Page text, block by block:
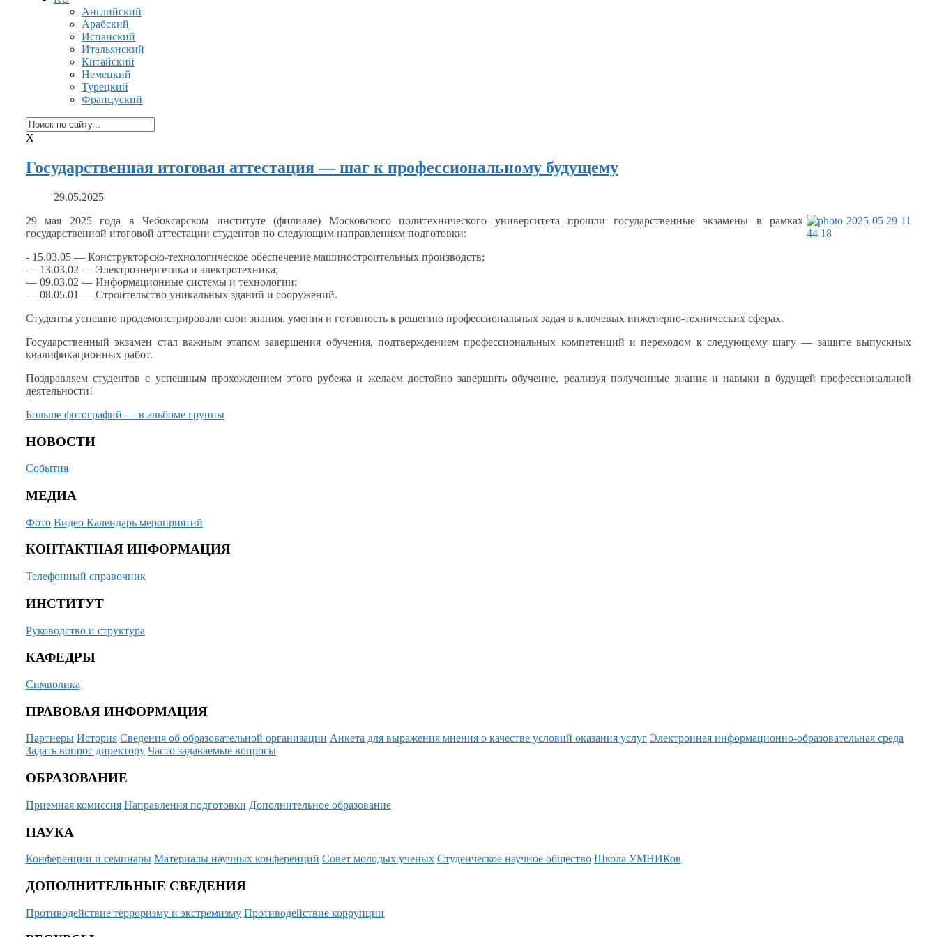
Английский
Арабский
Испанский
Итальянский
Китайский
Немецкий
Турецкий
Француский
X
Государственная итоговая аттестация — шаг к профессиональному будущему
29.05.2025
29 мая 2025 года в Чебоксарском институте (филиале) Московского политехнического университета прошли государственные экзамены в рамках
государственной итоговой аттестации студентов по следующим направлениям подготовки:
- 15.03.05 — Конструкторско-технологическое обеспечение машиностроительных производств;
— 13.03.02 — Электроэнергетика и электротехника;
— 09.03.02 — Информационные системы и технологии;
— 08.05.01 — Строительство уникальных зданий и сооружений.
Студенты успешно продемонстрировали свои знания, умения и готовность к решению профессиональных задач в ключевых инженерно-технических сферах.
Государственный экзамен стал важным этапом завершения обучения, подтверждением профессиональных компетенций и переходом к следующемушагу — защите выпускных
квалификационных работ.
Поздравляем студентовс успешнымпрохождением этого рубежаи желаемдостойно завершить обучение, реализуя полученные знанияи навыки в будущей профессиональной
деятельности!
Больше фотографий — в альбоме группы
НОВОСТИ
События
МЕДИА
Фото Видео Календарь мероприятий
КОНТАКТНАЯ ИНФОРМАЦИЯ
Телефонный справочник
ИНСТИТУТ
Руководство и структура
КАФЕДРЫ
Символика
ПРАВОВАЯ ИНФОРМАЦИЯ
Партнеры История Сведения об образовательной организации Анкета для выражения мнения о качестве условий оказания услуг Электронная информационно-образовательная среда
Задать вопрос директору Часто задаваемые вопросы
ОБРАЗОВАНИЕ
Приемная комиссия Направления подготовки Дополнительное образование
НАУКА
Конференции и семинары Материалы научных конференций Совет молодых ученых Студенческое научное общество Школа УМНИКов
ДОПОЛНИТЕЛЬНЫЕ СВЕДЕНИЯ
Противодействие терроризму и экстремизму Противодействие коррупции